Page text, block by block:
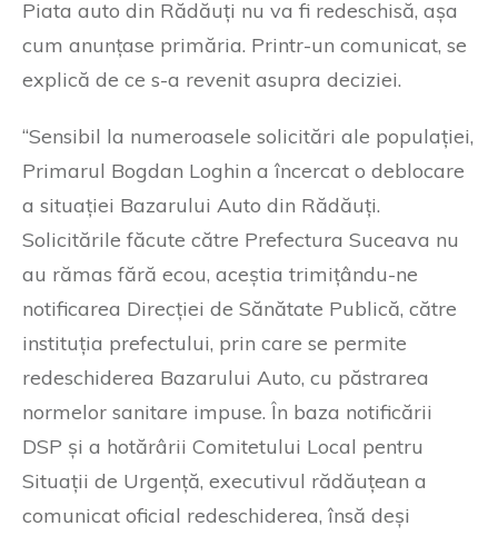
Piata auto din Rădăuți nu va fi redeschisă, așa
cum anunțase primăria. Printr-un comunicat, se
explică de ce s-a revenit asupra deciziei.
“Sensibil la numeroasele solicitări ale populației,
Primarul Bogdan Loghin a încercat o deblocare
a situației Bazarului Auto din Rădăuți.
Solicitările făcute către Prefectura Suceava nu
au rămas fără ecou, aceștia trimițându-ne
notificarea Direcției de Sănătate Publică, către
instituția prefectului, prin care se permite
redeschiderea Bazarului Auto, cu păstrarea
normelor sanitare impuse. În baza notificării
DSP și a hotărârii Comitetului Local pentru
Situații de Urgență, executivul rădăuțean a
comunicat oficial redeschiderea, însă deși